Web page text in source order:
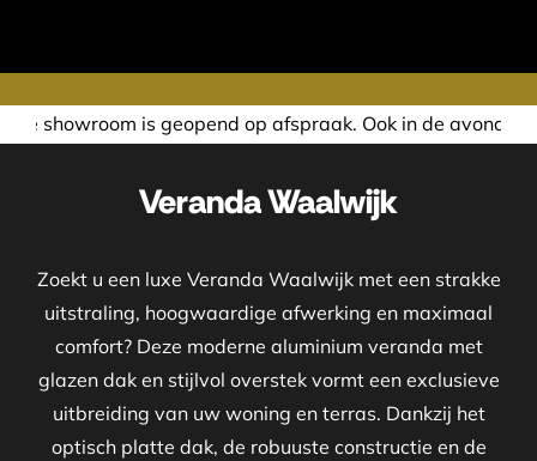
op afspraak. Ook in de avond of in het weekend
Veranda Waalwijk
Zoekt u een luxe Veranda Waalwijk met een strakke
uitstraling, hoogwaardige afwerking en maximaal
comfort? Deze moderne aluminium veranda met
glazen dak en stijlvol overstek vormt een exclusieve
uitbreiding van uw woning en terras. Dankzij het
optisch platte dak, de robuuste constructie en de